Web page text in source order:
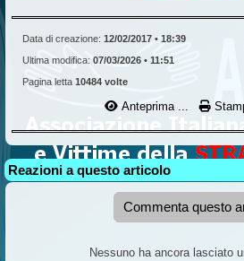
Data di creazione: 12/02/2017 • 18:39
Ultima modifica: 07/03/2026 • 11:51
Pagina letta 10484 volte
Anteprima ...
Reazioni a questo articolo
Commenta questo
Nessuno ha ancora lasciato